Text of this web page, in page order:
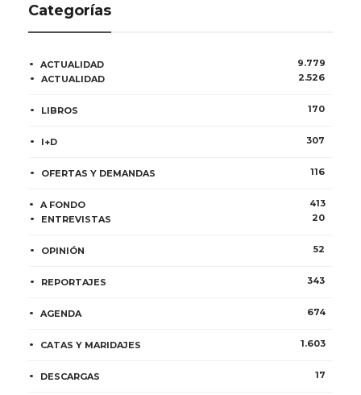
Categorías
ACTUALIDAD
9.779
ACTUALIDAD
2.526
LIBROS 170
I+D 307
OFERTAS Y DEMANDAS 116
A FONDO
413
ENTREVISTAS
20
OPINIÓN 52
REPORTAJES 343
AGENDA 674
CATAS Y MARIDAJES 1.603
DESCARGAS 17